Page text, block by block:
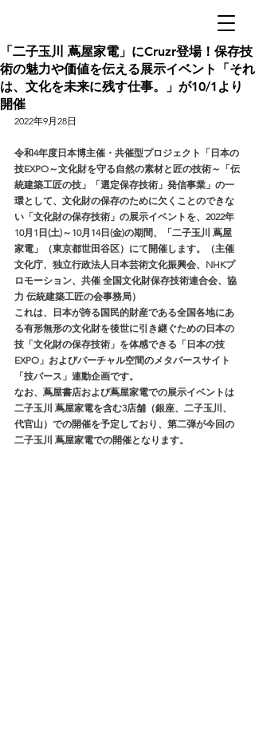
「二子玉川 蔦屋家電」にCruzr登場！保存技
術の魅力や価値を伝える展示イベント「それ
は、文化を未来に残す仕事。」が10/1より
開催
2022年9月28日
令和4年度日本博主催・共催型プロジェクト「日本の
技EXPO～文化財を守る自然の素材と匠の技術～「伝
統建築工匠の技」「選定保存技術」発信事業」の一
環として、文化財の保存のために欠くことのできな
い「文化財の保存技術」の展示イベントを、2022年
10月1日(土)～10月14日(金)の期間、「二子玉川 蔦屋
家電」（東京都世田谷区）にて開催します。（主催
文化庁、独立行政法人日本芸術文化振興会、NHKプ
ロモーション、共催 全国文化財保存技術連合会、協
力 伝統建築工匠の会事務局）
これは、日本が誇る国民的財産である全国各地にあ
る有形無形の文化財を後世に引き継ぐための日本の
技「文化財の保存技術」を体感できる「日本の技
EXPO」およびバーチャル空間のメタバースサイト
「技バース」連動企画です。
なお、蔦屋書店および蔦屋家電での展示イベントは
二子玉川 蔦屋家電を含む3店舗（銀座、二子玉川、
代官山）での開催を予定しており、第二弾が今回の
二子玉川 蔦屋家電での開催となります。